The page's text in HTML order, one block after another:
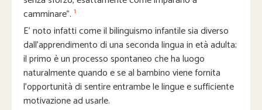
camminare”. 1
E’ noto infatti come il bilinguismo infantile sia diverso
dall’apprendimento di una seconda lingua in età adulta;
il primo è un processo spontaneo che ha luogo
naturalmente quando e se al bambino viene fornita
l’opportunità di sentire entrambe le lingue e sufficiente
motivazione ad usarle.